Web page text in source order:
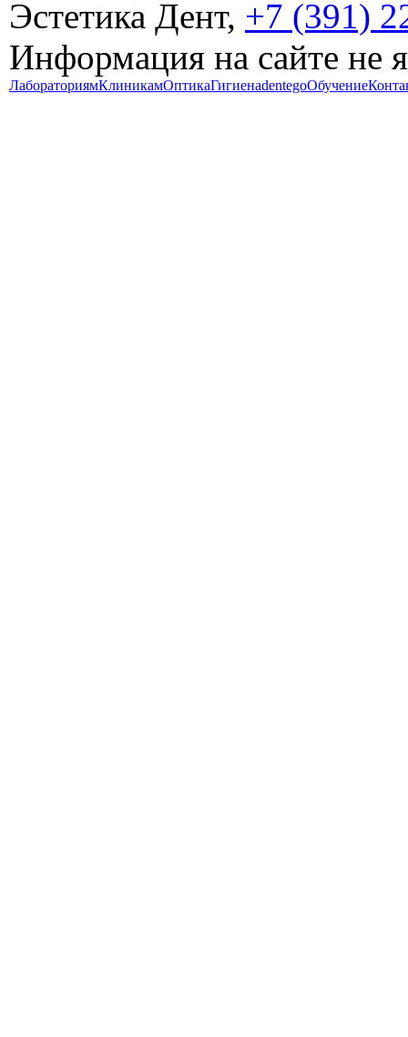
Эстетика Дент, +7 (391)
Информация на сайте не
ЛабораториямКлиникамОптикаГигиенаdentegoОбучение